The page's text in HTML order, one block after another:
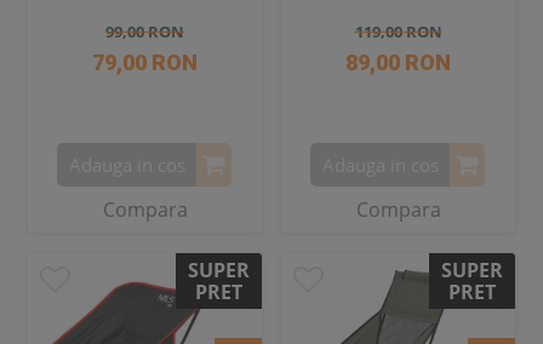
99,00 RON
79,00 RON
Compara
119,00 RON
89,00 RON
Compara
SUPER
PRET
SUPER
PRET